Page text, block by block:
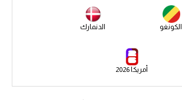
الكونغو الدنمارك
أمريكا 2026